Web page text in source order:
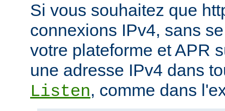
Si vous souhaitez que
connexions IPv4, sans
votre plateforme et APR
une adresse IPv4 dans
Listen, comme dans